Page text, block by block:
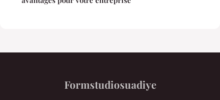
Formstudiosuadiye